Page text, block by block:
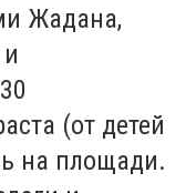
Жадана,
(от детей
на площади.